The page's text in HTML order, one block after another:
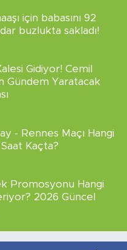
için babasını 92
buzlukta sakladı!
Gidiyor! Cemil
Gündem Yaratacak
- Rennes Maçı Hangi
Saat Kaçta?
Promosyonu Hangi
2026 Güncel